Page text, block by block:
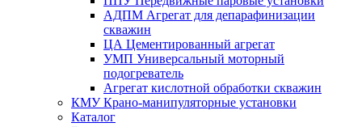
АДПМ Агрегат для депарафинизации
скважин
ЦА Цементированный агрегат
УМП Универсальный моторный
подогреватель
Агрегат кислотной обработки скважин
КМУ Крано-манипуляторные установки
Каталог